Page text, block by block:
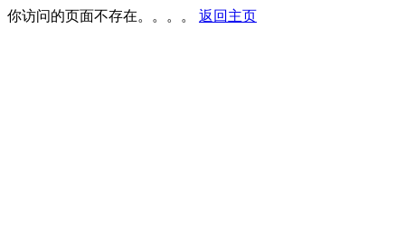
你访问的页面不存在。。。。 返回主页